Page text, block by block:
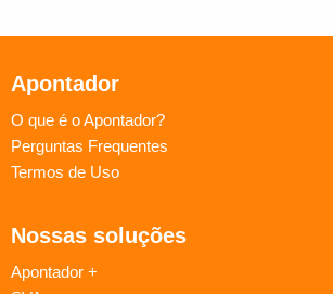
Apontador
O que é o Apontador?
Perguntas Frequentes
Termos de Uso
Nossas soluções
Apontador +